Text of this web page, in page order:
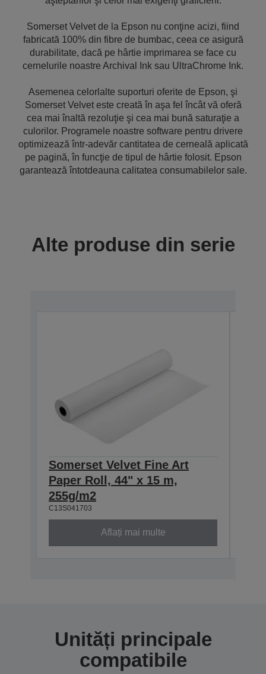
Somerset Velvet de la Epson nu conţine acizi, fiind
fabricată 100% din fibre de bumbac, ceea ce asigură
durabilitate, dacă pe hârtie imprimarea se face cu
cernelurile noastre Archival Ink sau UltraChrome Ink.
Asemenea celorlalte suporturi oferite de Epson, şi
Somerset Velvet este creată în aşa fel încât vă oferă
cea mai înaltă rezoluţie şi cea mai bună saturaţie a
culorilor. Programele noastre software pentru drivere
optimizează într-adevăr cantitatea de cerneală aplicată
pe pagină, în funcţie de tipul de hârtie folosit. Epson
garantează întotdeauna calitatea consumabilelor sale.
Alte produse din serie
Somerset Velvet Fine Art
Paper Roll, 44" x 15 m,
255g/m2
C13S041703
Aflați mai multe
Unități principale
compatibile